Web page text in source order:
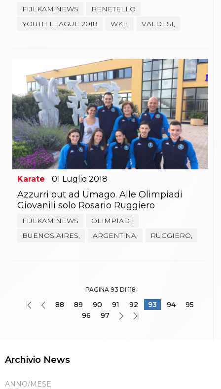
FIJLKAM NEWS
BENETELLO
YOUTH LEAGUE 2018
WKF, VALDESI,
Karate 01 Luglio 2018
Azzurri out ad Umago. Alle Olimpiadi
Giovanili solo Rosario Ruggiero
FIJLKAM NEWS
OLIMPIADI,
BUENOS AIRES,
ARGENTINA, RUGGIERO,
PAGINA 93 DI 118
88 89 90 91 92 93 94
95
96
97
Archivio News
ANNO/MESE